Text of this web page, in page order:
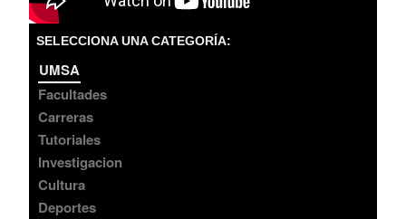
SELECCIONA UNA CATEGORÍA:
UMSA
Facultades
Carreras
Tutoriales
Investigacion
Cultura
Deportes